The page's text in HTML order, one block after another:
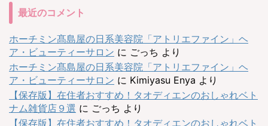
最近のコメント
ホーチミン髙島屋の日系美容院「アトリエファイン」ヘ
ア・ビューティーサロン に ごっち より
ホーチミン髙島屋の日系美容院「アトリエファイン」ヘ
ア・ビューティーサロン に Kimiyasu Enya より
【保存版】在住者おすすめ！タオディエンのおしゃれベト
ナム雑貨店９選 に ごっち より
【保存版】在住者おすすめ！タオディエンのおしゃれベト